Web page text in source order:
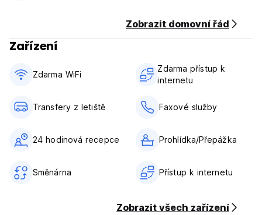
* Bankomat (2 minuty chůze)
(40 minut chůze)
* Klášter Gandantegchinlen (Gandan)
* Mezinárodní letiště Chinggis Khaan
Nabízené služby ZDARMA:
* Bezdrátový internet zdarma
Zobrazit domovní řád
Zařízení
Zdarma WiFi
Zdarma přístup k
internetu
Transfery z letiště Faxové služby
24 hodinová recepce Prohlídka/Přepážka
Směnárna Přístup k internetu
Zobrazit všech zařízení